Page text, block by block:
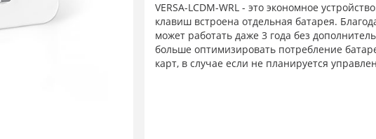
VERSA-LCDM-WRL - это экономное
клавиш встроена отдельная батарея.
может работать даже 3 года без
больше оптимизировать потребление
карт, в случае если не планируется